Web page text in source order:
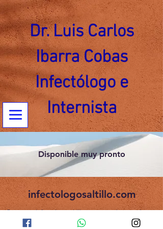
Dr. Luis Carlos
Ibarra Cobas
Infectólogo e
Internista
Disponible muy pronto
infectologosaltillo.com
©2022 por infectologosaltillo.com. Creado con Wix.com